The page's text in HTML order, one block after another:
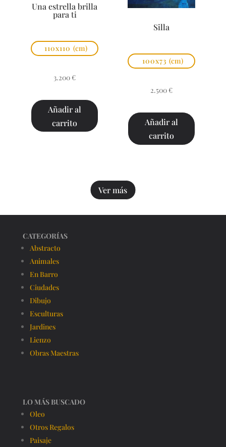
Una estrella brilla
para ti
110x110 (cm)
3.200 €
Añadir al
carrito
Silla
100x73 (cm)
2.500 €
Añadir al
carrito
Ver más
CATEGORÍAS
Abstracto
Animales
En Barro
Ciudades
Dibujo
Esculturas
Jardines
Lienzo
Obras Maestras
LO MÁS BUSCADO
Oleo
Otros Regalos
Paisaje